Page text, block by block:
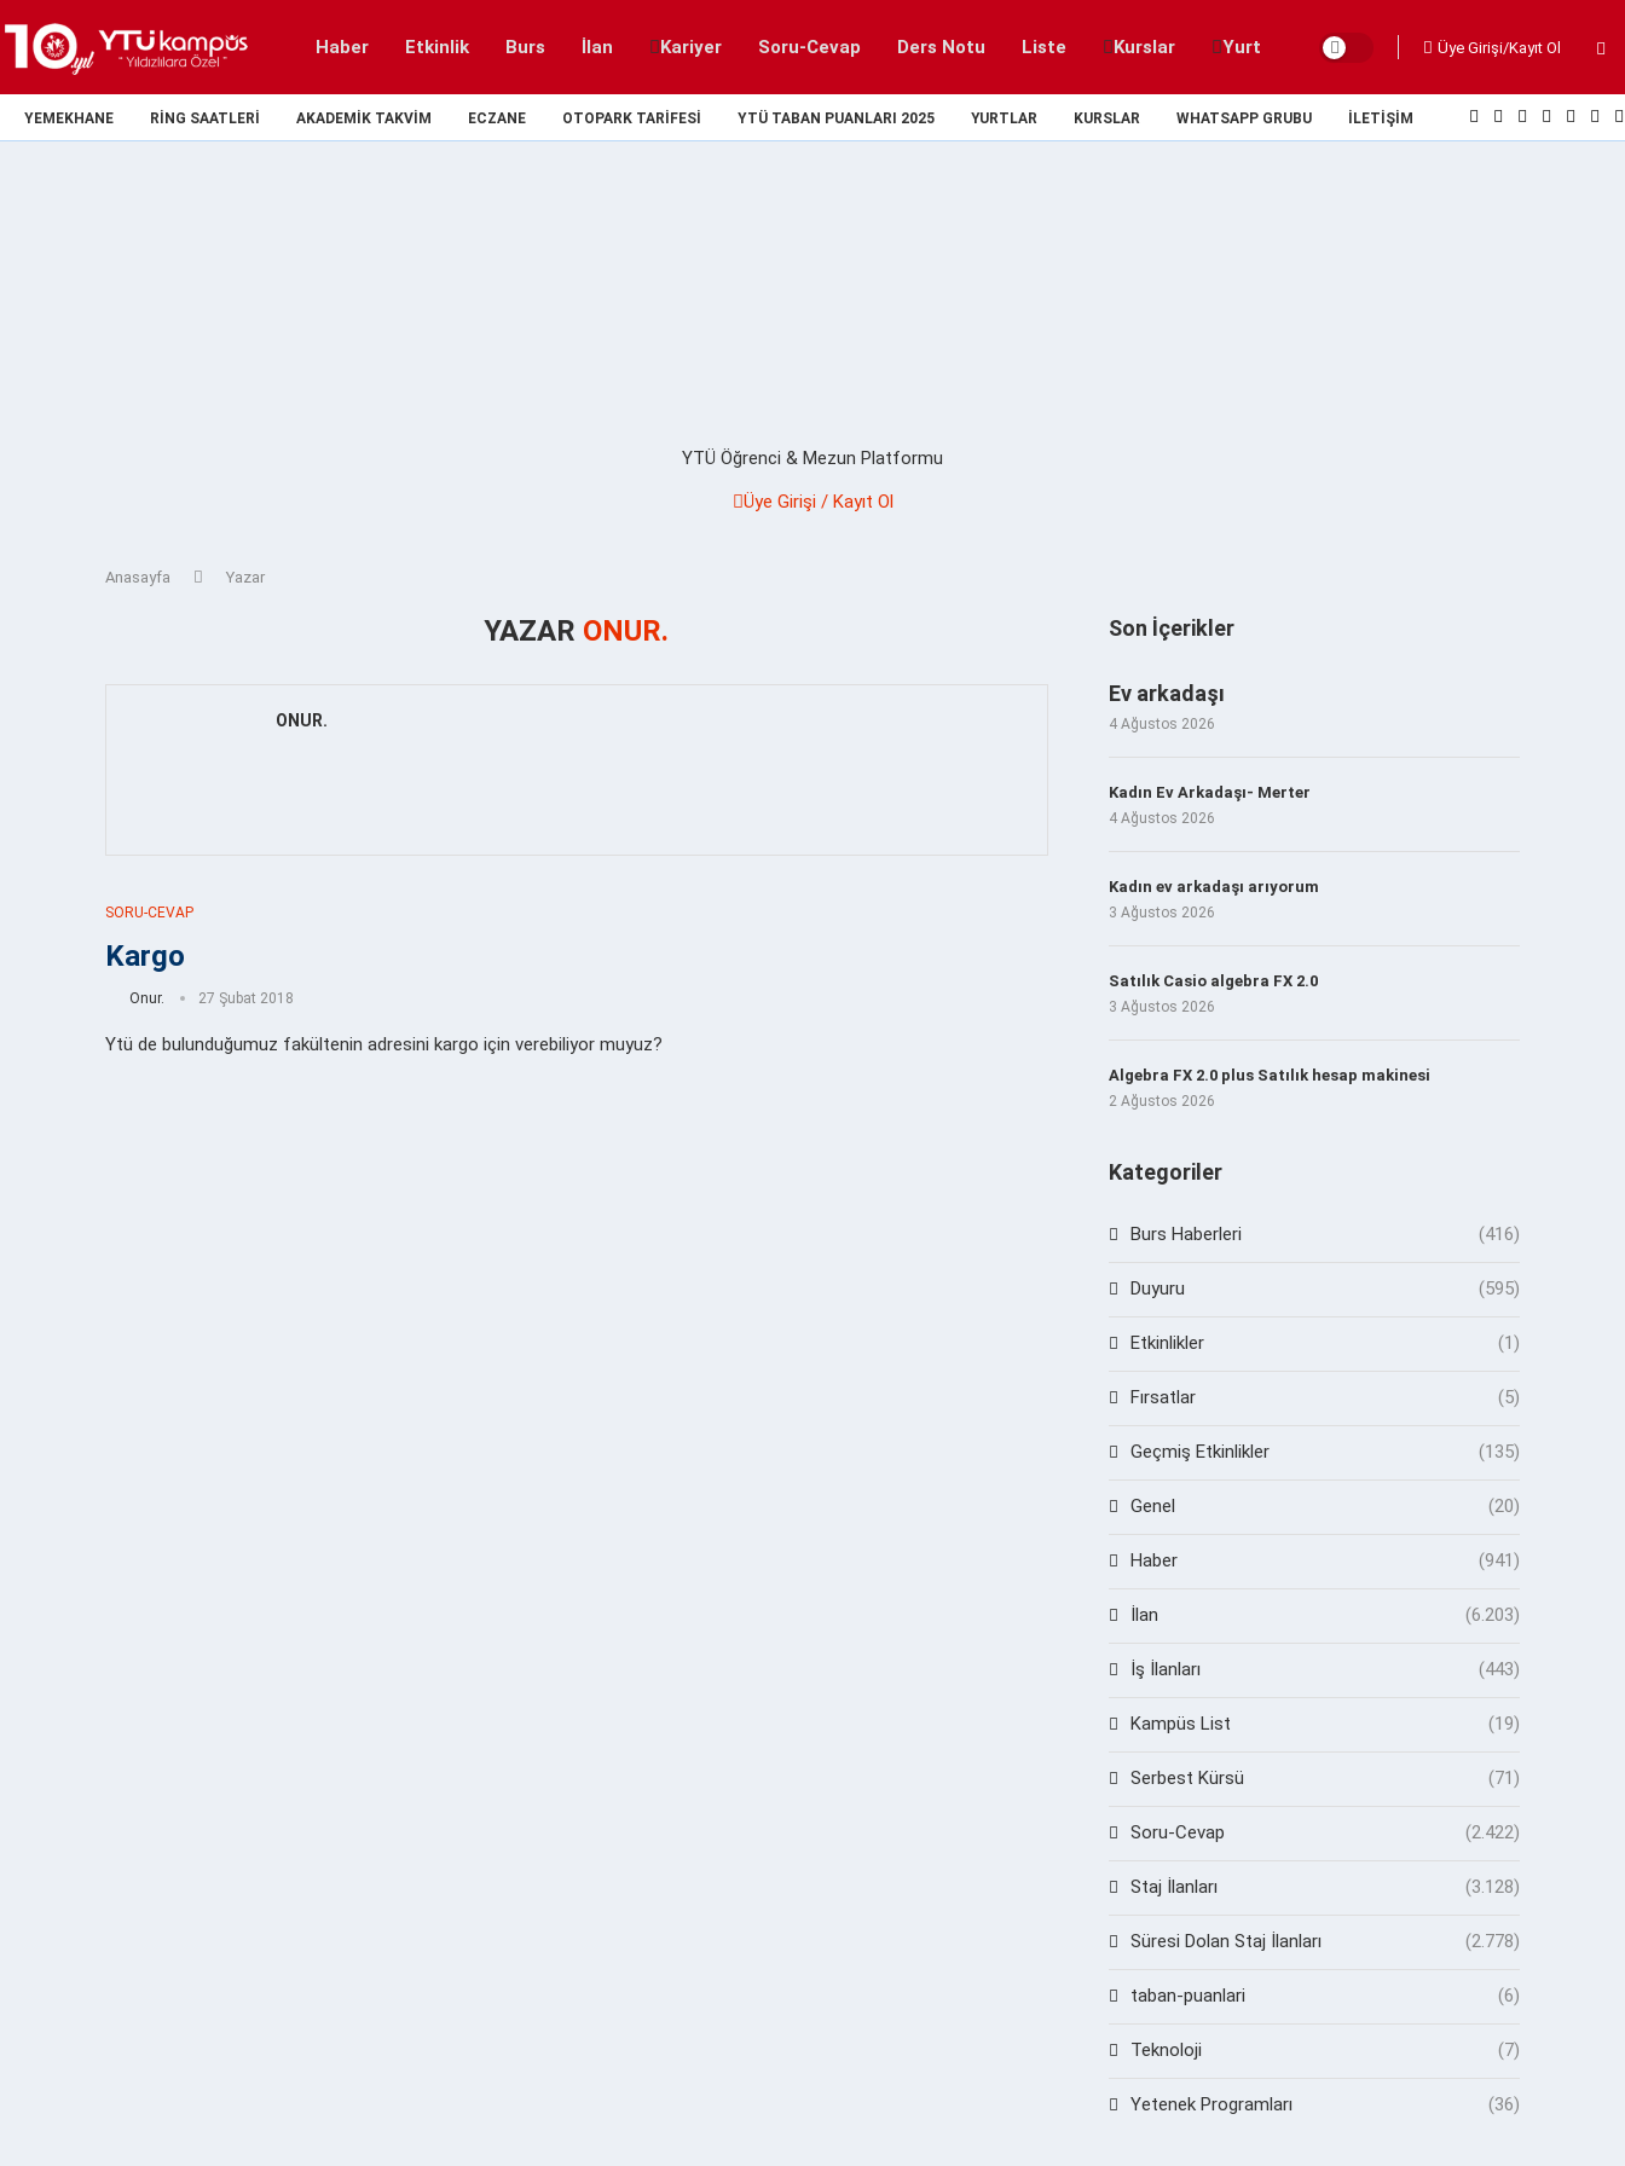
Haber Etkinlik Burs İlan Kariyer Soru-Cevap Ders Notu Liste Kurslar Yurt Üye Girişi/Kayıt Ol
YEMEKHANE RING SAATLERI AKADEMIK TAKVIM ECZANE OTOPARK TARIFESI YTÜ TABAN PUANLARI 2025 YURTLAR KURSLAR WHATSAPP GRUBU İLETIŞIM
YTÜ Öğrenci & Mezun Platformu
Üye Girişi / Kayıt Ol
Anasayfa Yazar
YAZAR ONUR.
ONUR.
SORU-CEVAP
Kargo
Onur. 27 Şubat 2018
Ytü de bulunduğumuz fakültenin adresini kargo için verebiliyor muyuz?
Son İçerikler
Ev arkadaşı
4 Ağustos 2026
Kadın Ev Arkadaşı- Merter
4 Ağustos 2026
Kadın ev arkadaşı arıyorum
3 Ağustos 2026
Satılık Casio algebra FX 2.0
3 Ağustos 2026
Algebra FX 2.0 plus Satılık hesap makinesi
2 Ağustos 2026
Kategoriler
Burs Haberleri (416)
Duyuru (595)
Etkinlikler (1)
Fırsatlar (5)
Geçmiş Etkinlikler (135)
Genel (20)
Haber (941)
İlan (6.203)
İş İlanları (443)
Kampüs List (19)
Serbest Kürsü (71)
Soru-Cevap (2.422)
Staj İlanları (3.128)
Süresi Dolan Staj İlanları (2.778)
taban-puanlari (6)
Teknoloji (7)
Yetenek Programları (36)